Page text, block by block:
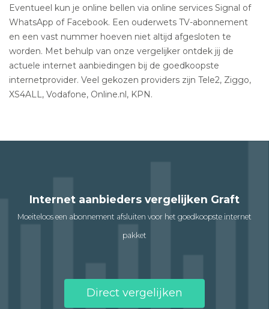
Eventueel kun je online bellen via online services Signal of
WhatsApp of Facebook. Een ouderwets TV-abonnement
en een vast nummer hoeven niet altijd afgesloten te
worden. Met behulp van onze vergelijker ontdek jij de
actuele internet aanbiedingen bij de goedkoopste
internetprovider. Veel gekozen providers zijn Tele2, Ziggo,
XS4ALL, Vodafone, Online.nl, KPN.
Internet aanbieders vergelijken Graft
Moeiteloos een abonnement afsluiten voor het goedkoopste internet
pakket
Direct vergelijken